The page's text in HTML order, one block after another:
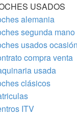
USADOS
alemania
segunda mano
usados ocasión
compra venta
usada
clásicos
ITV